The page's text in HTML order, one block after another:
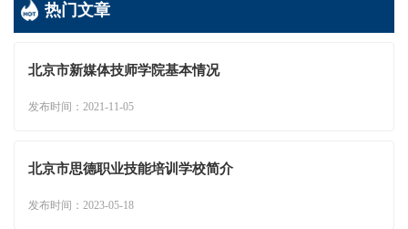
热门文章
北京市新媒体技师学院基本情况
发布时间：2021-11-05
北京市思德职业技能培训学校简介
发布时间：2023-05-18